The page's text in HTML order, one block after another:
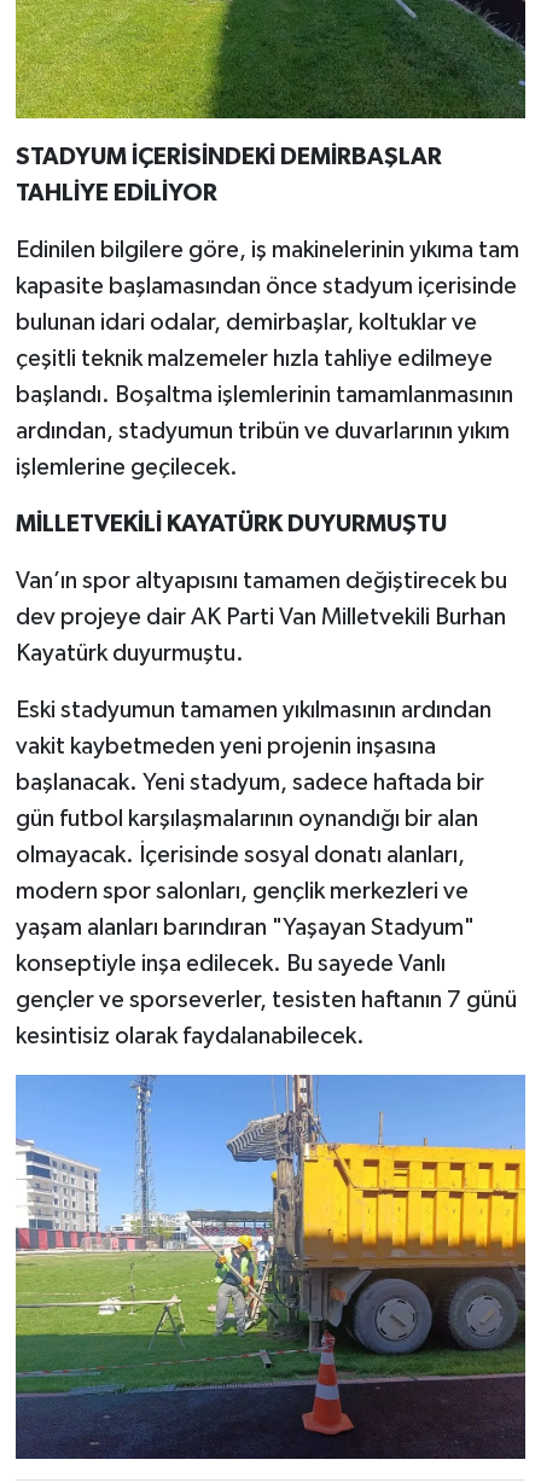
STADYUM İÇERİSİNDEKİ DEMİRBAŞLAR
TAHLİYE EDİLİYOR
Edinilen bilgilere göre, iş makinelerinin yıkıma tam
kapasite başlamasından önce stadyum içerisinde
bulunan idari odalar, demirbaşlar, koltuklar ve
çeşitli teknik malzemeler hızla tahliye edilmeye
başlandı. Boşaltma işlemlerinin tamamlanmasının
ardından, stadyumun tribün ve duvarlarının yıkım
işlemlerine geçilecek.
MİLLETVEKİLİ KAYATÜRK DUYURMUŞTU
Van’ın spor altyapısını tamamen değiştirecek bu
dev projeye dair AK Parti Van Milletvekili Burhan
Kayatürk duyurmuştu.
Eski stadyumun tamamen yıkılmasının ardından
vakit kaybetmeden yeni projenin inşasına
başlanacak. Yeni stadyum, sadece haftada bir
gün futbol karşılaşmalarının oynandığı bir alan
olmayacak. İçerisinde sosyal donatı alanları,
modern spor salonları, gençlik merkezleri ve
yaşam alanları barındıran "Yaşayan Stadyum"
konseptiyle inşa edilecek. Bu sayede Vanlı
gençler ve sporseverler, tesisten haftanın 7 günü
kesintisiz olarak faydalanabilecek.